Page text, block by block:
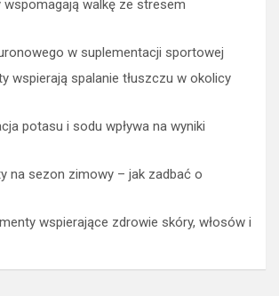
wspomagają walkę ze stresem
w suplementacji sportowej
wspierają spalanie tłuszczu w okolicy
potasu i sodu wpływa na wyniki
na sezon zimowy – jak zadbać o
wspierające zdrowie skóry, włosów i